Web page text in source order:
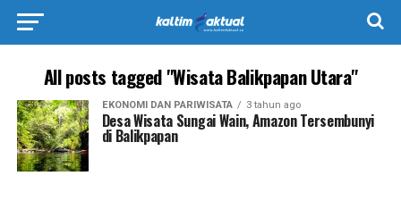
All posts tagged "Wisata Balikpapan Utara"
EKONOMI DAN PARIWISATA 3 tahun ago
Desa Wisata Sungai Wain, Amazon Tersembunyi
di Balikpapan